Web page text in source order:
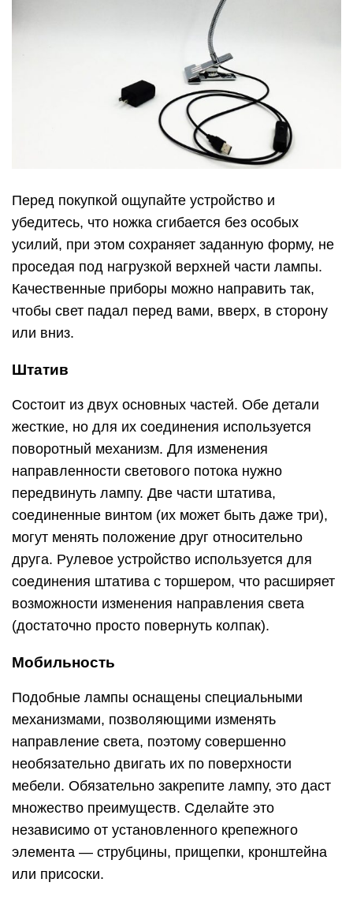
Перед покупкой ощупайте устройство и
убедитесь, что ножка сгибается без особых
усилий, при этом сохраняет заданную форму, не
проседая под нагрузкой верхней части лампы.
Качественные приборы можно направить так,
чтобы свет падал перед вами, вверх, в сторону
или вниз.
Штатив
Состоит из двух основных частей. Обе детали
жесткие, но для их соединения используется
поворотный механизм. Для изменения
направленности светового потока нужно
передвинуть лампу. Две части штатива,
соединенные винтом (их может быть даже три),
могут менять положение друг относительно
друга. Рулевое устройство используется для
соединения штатива с торшером, что расширяет
возможности изменения направления света
(достаточно просто повернуть колпак).
Мобильность
Подобные лампы оснащены специальными
механизмами, позволяющими изменять
направление света, поэтому совершенно
необязательно двигать их по поверхности
мебели. Обязательно закрепите лампу, это даст
множество преимуществ. Сделайте это
независимо от установленного крепежного
элемента — струбцины, прищепки, кронштейна
или присоски.